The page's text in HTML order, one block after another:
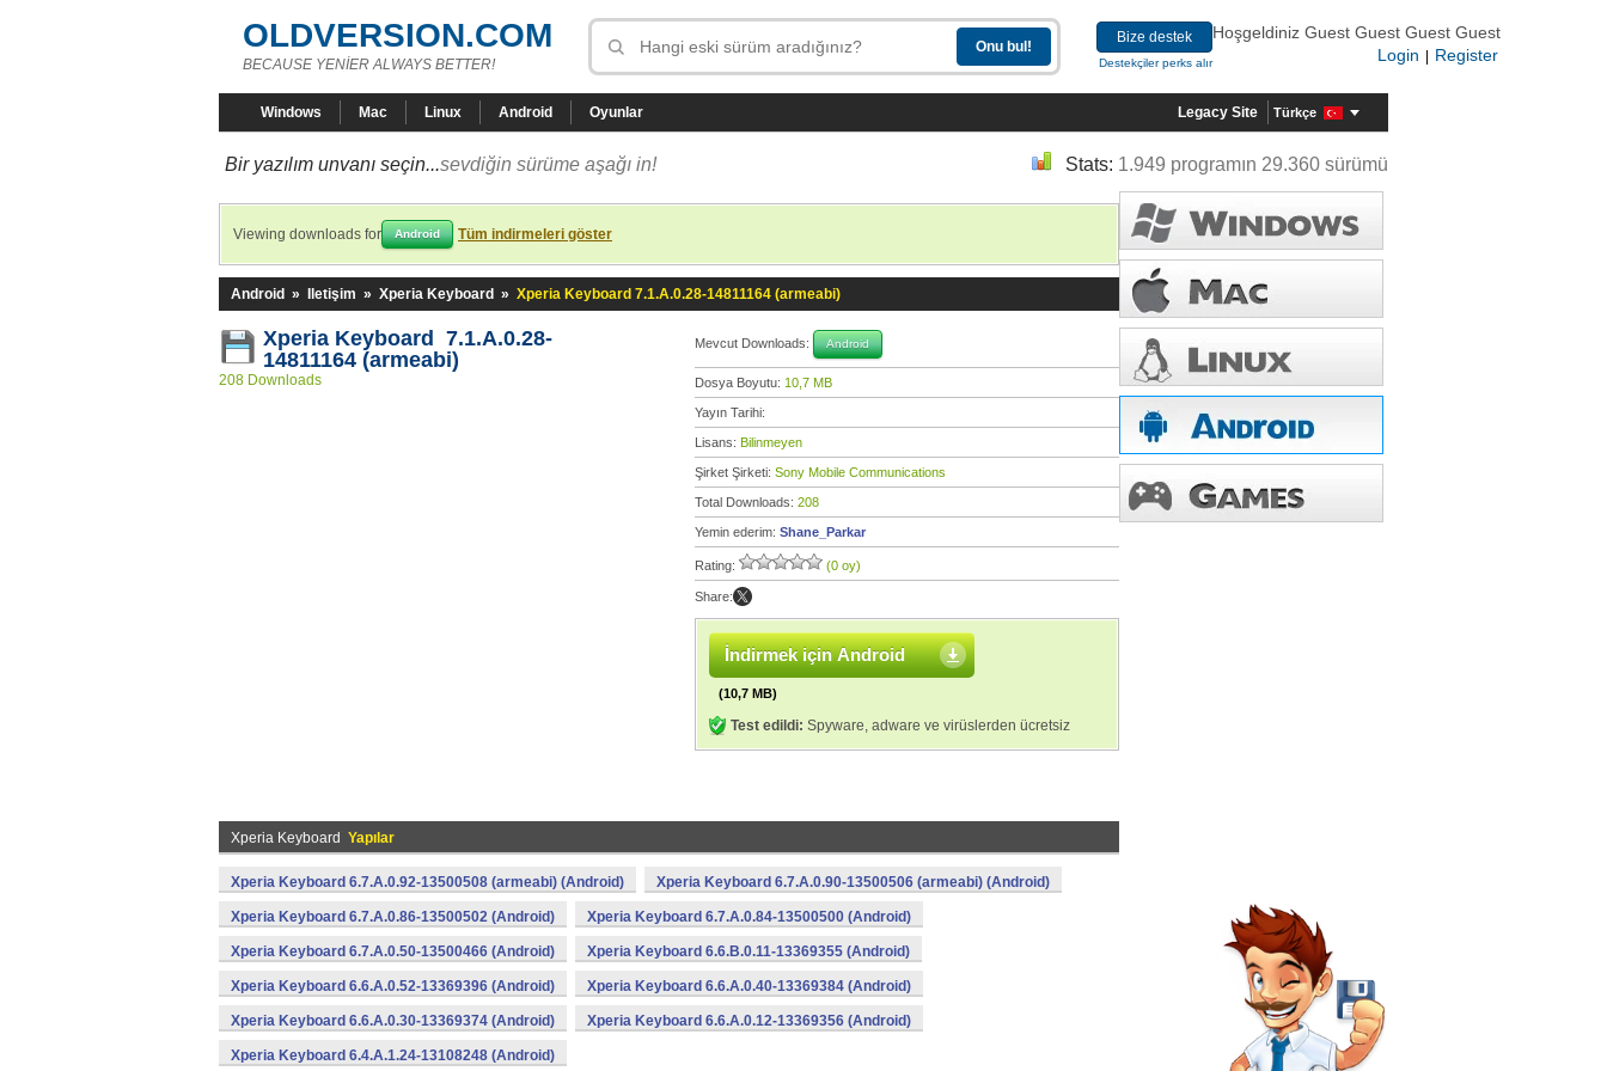
OLDVERSION.COM
BECAUSE YENİER ALWAYS BETTER!
Bize destek
Destekçiler perks alır
Hoşgeldiniz Guest Guest Guest Guest
Login
Register
Windows Mac Linux Android Oyunlar Legacy Site Türkçe
Bir yazılım unvanı seçin...sevdiğin sürüme aşağı in! Stats: 1.949 programın 29.360 sürümü
Viewing downloads for Android Tüm indirmeleri göster
Android » Iletişim » Xperia Keyboard » Xperia Keyboard 7.1.A.0.28-14811164 (armeabi)
Xperia Keyboard 7.1.A.0.28-
14811164 (armeabi)
208 Downloads
Mevcut Downloads: Android
Dosya Boyutu: 10,7 MB
Yayın Tarihi:
Lisans: Bilinmeyen
Şirket Şirketi: Sony Mobile Communications
Total Downloads: 208
Yemin ederim: Shane_Parkar
Rating: (0 oy)
Share:
İndirmek için Android
(10,7 MB)
Test edildi: Spyware, adware ve virüslerden ücretsiz
Xperia Keyboard Yapılar
Xperia Keyboard 6.7.A.0.92-13500508 (armeabi) (Android) Xperia Keyboard 6.7.A.0.90-13500506 (armeabi) (Android)
Xperia Keyboard 6.7.A.0.86-13500502 (Android) Xperia Keyboard 6.7.A.0.84-13500500 (Android)
Xperia Keyboard 6.7.A.0.50-13500466 (Android) Xperia Keyboard 6.6.B.0.11-13369355 (Android)
Xperia Keyboard 6.6.A.0.52-13369396 (Android) Xperia Keyboard 6.6.A.0.40-13369384 (Android)
Xperia Keyboard 6.6.A.0.30-13369374 (Android) Xperia Keyboard 6.6.A.0.12-13369356 (Android)
Xperia Keyboard 6.4.A.1.24-13108248 (Android)